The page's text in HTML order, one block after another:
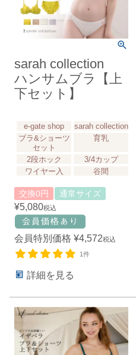
sarah collection
ハンサムブラ【上
下セット】
e-gate shop
sarah collection
ブラ&ショーツ
セット
育乳
2段ホック
3/4カップ
ワイヤー入
谷間
交換0円 通常サイズ
¥5,080税込
会員特別価格 ¥4,572税込
1件
詳細を見る